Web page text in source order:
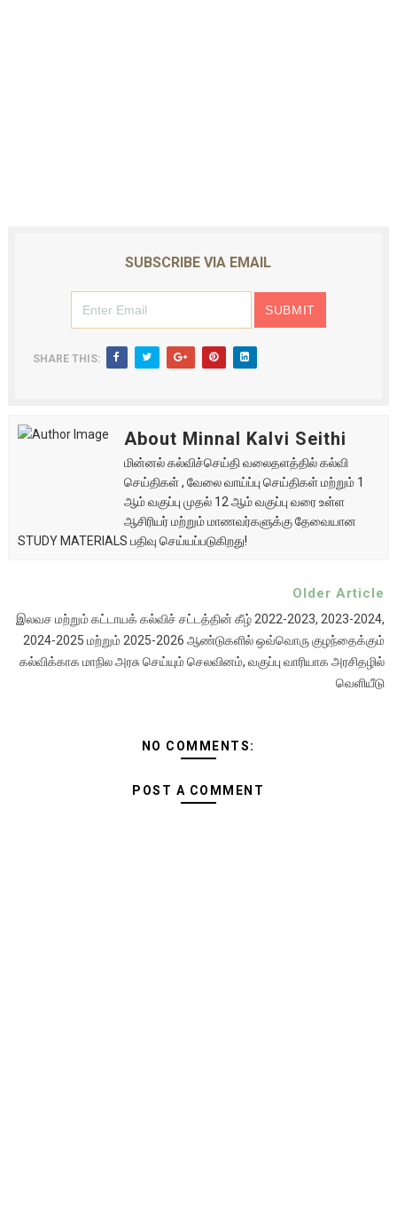
SUBSCRIBE VIA EMAIL
SHARE THIS:
About Minnal Kalvi Seithi
மின்னல் கல்விச்செய்தி வலைதளத்தில் கல்வி
செய்திகள் , வேலை வாய்ப்பு செய்திகள் மற்றும் 1
ஆம் வகுப்பு முதல் 12 ஆம் வகுப்பு வரை உள்ள
ஆசிரியர் மற்றும் மாணவர்களுக்கு தேவையான
STUDY MATERIALS பதிவு செய்யப்படுகிறது!
Older Article
இலவச மற்றும் கட்டாயக் கல்விச் சட்டத்தின் கீழ் 2022-2023, 2023-2024,
2024-2025 மற்றும் 2025-2026 ஆண்டுகளில் ஒவ்வொரு குழந்தைக்கும்
கல்விக்காக மாநில அரசு செய்யும் செலவினம், வகுப்பு வாரியாக அரசிதழில்
வெளியீடு
NO COMMENTS:
POST A COMMENT